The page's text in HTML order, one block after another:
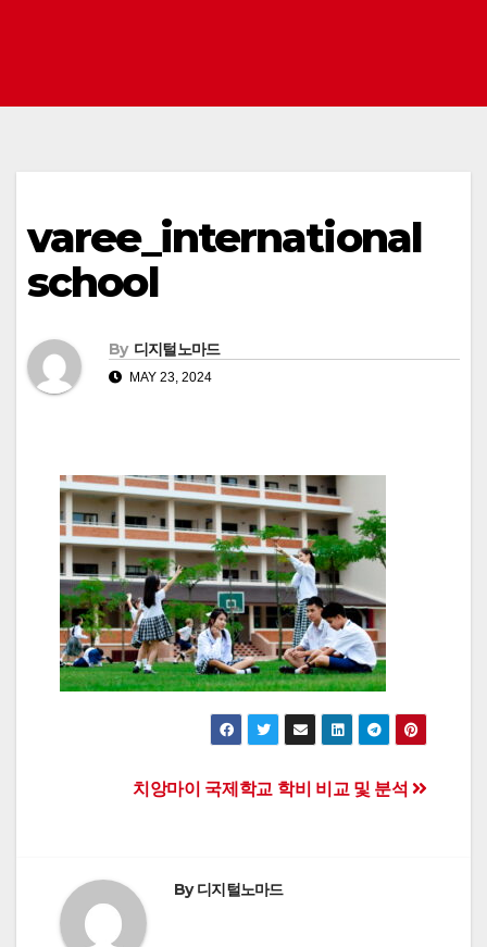
varee_international
school
By 디지털노마드
MAY 23, 2024
Post치앙마이 국제학교 학비 비교 및 분석
By디지털노마드